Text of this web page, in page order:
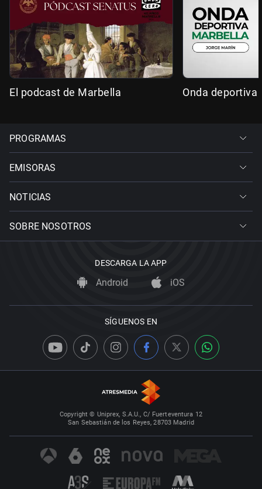
El podcast de Marbella Onda deportiva
PROGRAMAS
EMISORAS
NOTICIAS
SOBRE NOSOTROS
DESCARGA LA APP
Android iOS
SÍGUENOS EN
Copyright © Uniprex, S.A.U., C/ Fuerteventura 12
San Sebastián de los Reyes, 28703 Madrid